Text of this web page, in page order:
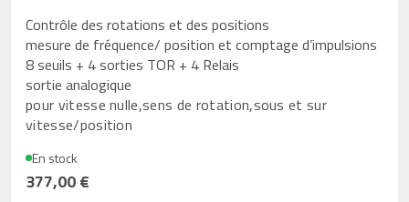
Contrôle des rotations et des positions
mesure de fréquence/ position et comptage d’impulsions
8 seuils + 4 sorties TOR + 4 Relais
sortie analogique
pour vitesse nulle,sens de rotation,sous et sur
vitesse/position
En stock
377,00 €